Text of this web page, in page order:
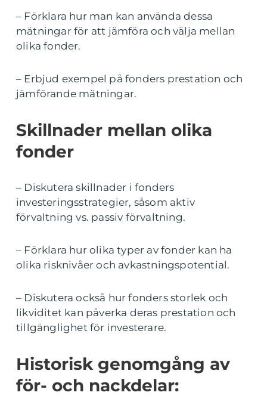
– Förklara hur man kan använda dessa
mätningar för att jämföra och välja mellan
olika fonder.
– Erbjud exempel på fonders prestation och
jämförande mätningar.
Skillnader mellan olika
fonder
– Diskutera skillnader i fonders
investeringsstrategier, såsom aktiv
förvaltning vs. passiv förvaltning.
– Förklara hur olika typer av fonder kan ha
olika risknivåer och avkastningspotential.
– Diskutera också hur fonders storlek och
likviditet kan påverka deras prestation och
tillgänglighet för investerare.
Historisk genomgång av
för- och nackdelar: